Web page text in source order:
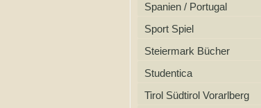
Spanien / Portugal
Sport Spiel
Steiermark Bücher
Studentica
Tirol Südtirol Vorarlberg